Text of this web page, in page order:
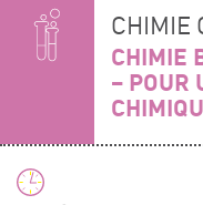
Formations
Infos pratiques
Déroulement
Equipe
CHIMIE
CHIMIE
– POUR